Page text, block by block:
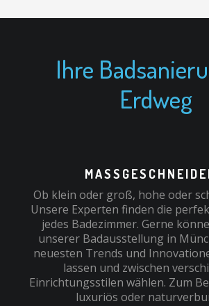
Ihre
Erdweg
Ob klein oder groß, hohe oder
Unsere Experten finden die
jedes Badezimmer. Gerne
unserer Badausstellung in
neuesten Trends und
lassen und zwischen
Einrichtungsstilen wählen. Zum
luxuriös oder